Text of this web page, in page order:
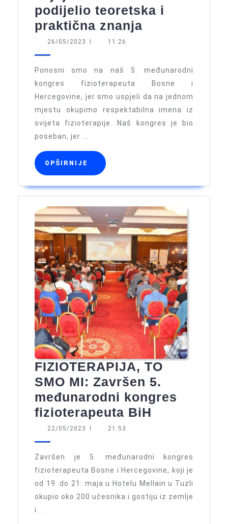
podijelio teoretska i
praktična znanja
tim
koji
je
s
učesnicima
praktična
znanja
26/05/2023 26/05/2023
11:26
Ponosni smo na naš 5. međunarodni
kongres fizioterapeuta Bosne i
Hercegovine, jer smo uspjeli da na jednom
mjestu okupimo respektabilna imena iz
svijeta fizioterapije. Naš kongres je bio
poseban, jer ...
OPŠIRNIJE OPŠIRNIJE
FIZIOTERAPIJA, TO
SMO MI: Završen 5.
međunarodni kongres
fizioterapeuta BiH
MI:
Završen
5.
22/05/2023 22/05/2023
21:53
Završen je 5. međunarodni kongres
fizioterapeuta Bosne i Hercegovine, koji je
od 19. do 21. maja u Hotelu Mellain u Tuzli
okupio oko 200 učesnika i gostiju iz zemlje
i ...